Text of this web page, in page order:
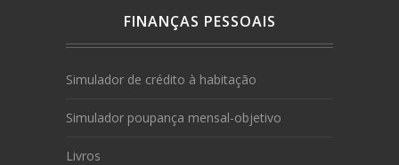
FINANÇAS PESSOAIS
Simulador de crédito à habitação
Simulador poupança mensal-objetivo
Livros